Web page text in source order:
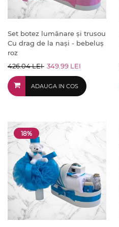
Set botez lumânare și trusou
Cu drag de la nași - bebeluș
roz
426.04 LEI 349.99 LEI
ADAUGA IN COS
18%